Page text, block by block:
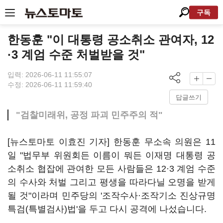
구독
한동훈 "이 대통령 공소취소 관여자, 12
·3 계엄 수준 처벌받을 것"
입력: 2026-06-11 11:55:07
수정: 2026-06-11 11:59:40
답글쓰기
"검찰미래위, 공정 파괴 민주주의 적"
[뉴스토마토 이효진 기자] 한동훈 무소속 의원은 11
일 "법무부 위원회든 이름이 뭐든 이재명 대통령 공
소취소 협잡에 관여한 모든 사람들은 12·3 계엄 수준
의 수사와 처벌 그리고 평생을 따라다닐 오명을 받게
될 것"이라며 민주당의 '조작수사·조작기소 진상규명
특검(특별검사)법'을 두고 다시 공격에 나섰습니다.